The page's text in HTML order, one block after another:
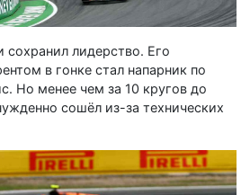
сохранил лидерство. Его
в гонке стал напарник по
Но менее чем за 10 кругов до
сошёл из-за технических